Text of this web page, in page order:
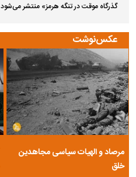
گذرگاه موقت در تنگه هرمز» منتشر می‌شود
عکس‌نوشت
مرصاد و الهیات سیاسی مجاهدین
خلق